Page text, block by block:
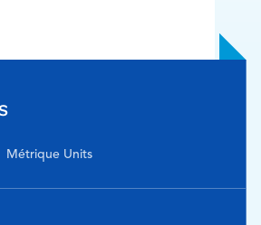
Métrique Units